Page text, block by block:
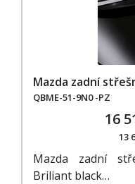
Mazda zadní
QBME-51-9N0 -PZ
16
13
Mazda zadní
Briliant black…